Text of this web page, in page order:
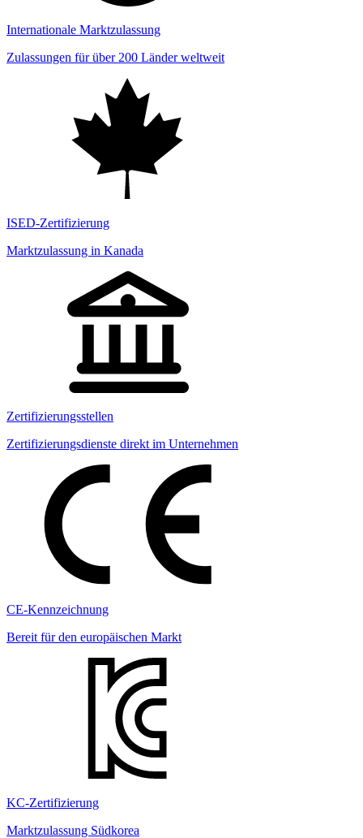
Internationale Marktzulassung
Zulassungen für über 200 Länder weltweit
ISED-Zertifizierung
Marktzulassung in Kanada
Zertifizierungsstellen
Zertifizierungsdienste direkt im Unternehmen
CE-Kennzeichnung
Bereit für den europäischen Markt
KC-Zertifizierung
Marktzulassung Südkorea